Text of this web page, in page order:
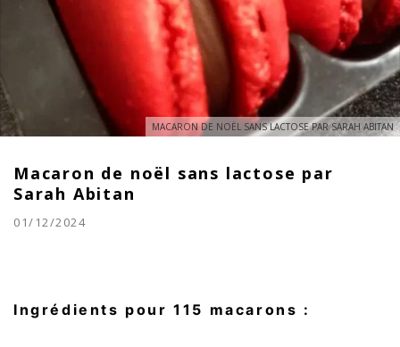
MACARON DE NOËL SANS LACTOSE PAR SARAH ABITAN
Macaron de noël sans lactose par
Sarah Abitan
01/12/2024
Ingrédients pour 115 macarons :